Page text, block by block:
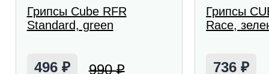
Грипсы Cube RFR
Standard, green
496 ₽ 990₽
Грипсы
Race,
736₽